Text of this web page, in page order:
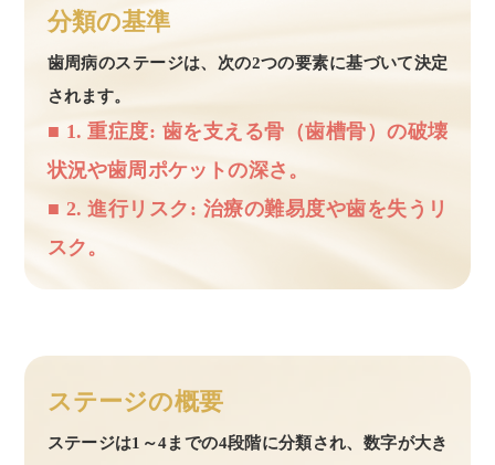
分類の基準
歯周病のステージは、次の2つの要素に基づいて決定
されます。
■ 1. 重症度: 歯を支える骨（歯槽骨）の破壊
状況や歯周ポケットの深さ。
■ 2. 進行リスク: 治療の難易度や歯を失うリ
スク。
ステージの概要
ステージは1～4までの4段階に分類され、数字が大き